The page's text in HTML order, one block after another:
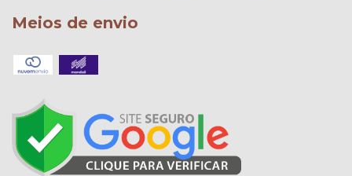
Meios de envio